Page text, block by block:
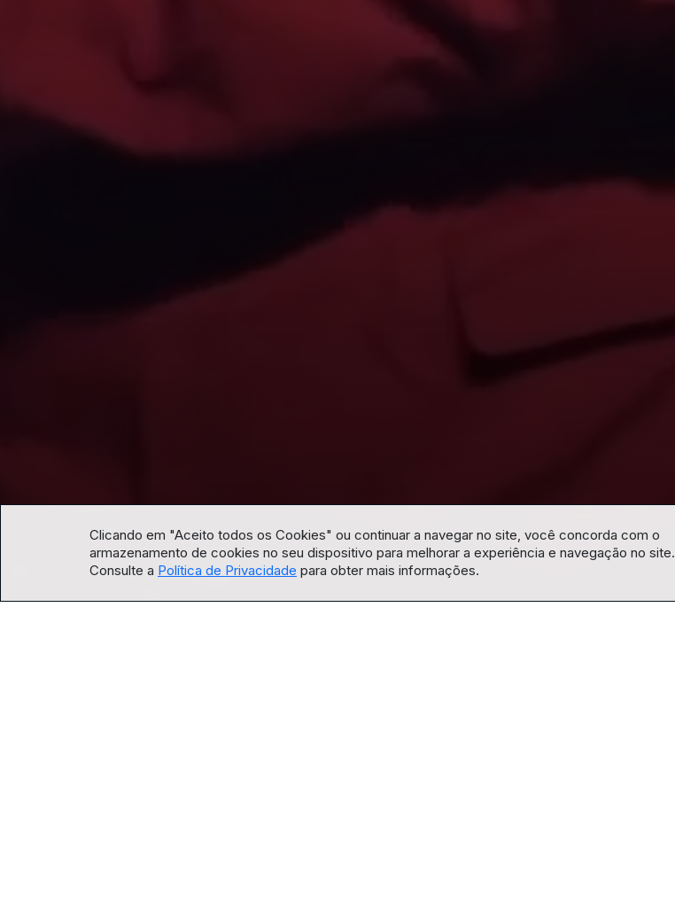
Clicando em "Aceito todos os Cookies" ou continuar a navegar no site, você concorda com o
armazenamento de cookies no seu dispositivo para melhorar a experiência e navegação no site.
Consulte a Política de Privacidade para obter mais informações.